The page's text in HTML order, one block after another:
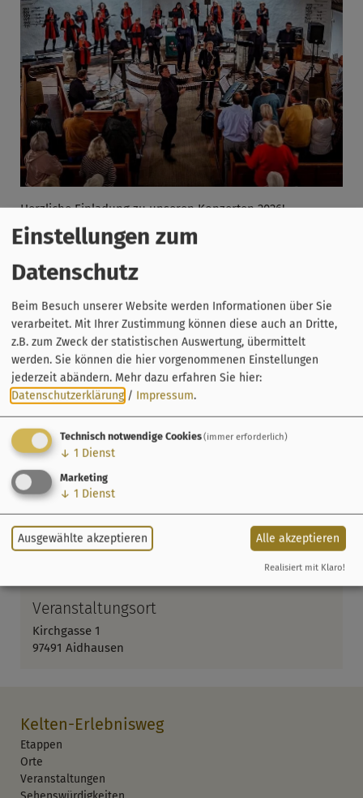
Herzliche Einladung zu unseren Konzerten 2026!
Hören Sie uns am Sonntag,18. Oktober 2025 um 17 Uhr in
Gospelchor Hassberge, Jazzband, Leitung: Matthias
Göttemann
Nummerierte Platzkarten: 10-15 Euro
Veranstaltungsort
Kirchgasse 1
97491 Aidhausen
Kelten-Erlebnisweg
Etappen
Orte
Veranstaltungen
Einstellungen zum
Datenschutz
Beim Besuch unserer Website werden Informationen über Sie
verarbeitet. Mit Ihrer Zustimmung können diese auch an Dritte,
z.B. zum Zweck der statistischen Auswertung, übermittelt
werden. Sie können die hier vorgenommenen Einstellungen
jederzeit abändern. Mehr dazu erfahren Sie hier:
Datenschutzerklärung / Impressum.
Technisch notwendige Cookies(immer erforderlich)
↓ 1 Dienst
Marketing
↓ 1 Dienst
Ausgewählte akzeptieren Alle akzeptieren
Realisiert mit Klaro!